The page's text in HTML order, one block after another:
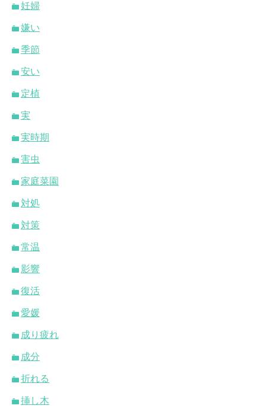
妊婦
嫌い
季節
安い
定植
実
実時期
害虫
家庭菜園
対処
対策
常温
影響
復活
愛媛
成り疲れ
成分
折れる
挿し木